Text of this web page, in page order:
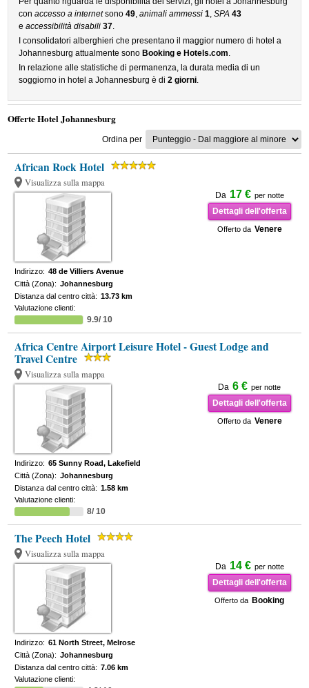
conaccesso a internetsono49,animali ammessi 1,SPA 43
eaccessibilità disabili 37.
I consolidatori alberghieri che presentano il maggior numero di hotel a
Johannesburg attualmente sono Booking e Hotels.com.
In relazione alle statistiche di permanenza, la durata media di un
soggiorno in hotel a Johannesburg è di2 giorni.
Offerte Hotel Johannesburg
Ordina per
African Rock Hotel
Visualizza sulla mappa
Da 17 € per notte
Dettagli dell'offerta
Offerto da Venere
Indirizzo: 48 de Villiers Avenue
Città (Zona): Johannesburg
Distanza dal centro città: 13.73 km
Valutazione clienti:
9.9/ 10
Africa Centre Airport Leisure Hotel - Guest Lodge and
Travel Centre
Visualizza sulla mappa
Da 6 € per notte
Dettagli dell'offerta
Offerto da Venere
Indirizzo: 65 Sunny Road, Lakefield
Città (Zona): Johannesburg
Distanza dal centro città: 1.58 km
Valutazione clienti:
8/ 10
The Peech Hotel
Visualizza sulla mappa
Da 14 € per notte
Dettagli dell'offerta
Offerto da Booking
Indirizzo: 61 North Street, Melrose
Città (Zona): Johannesburg
Distanza dal centro città: 7.06 km
Valutazione clienti: